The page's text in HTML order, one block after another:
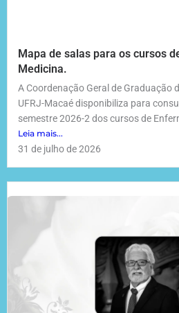
Mapa de salas para os cursos
Medicina.
A Coordenação Geral de Graduação
UFRJ-Macaé disponibiliza para
semestre 2026-2 dos cursos de
Leia mais...
31 de julho de 2026